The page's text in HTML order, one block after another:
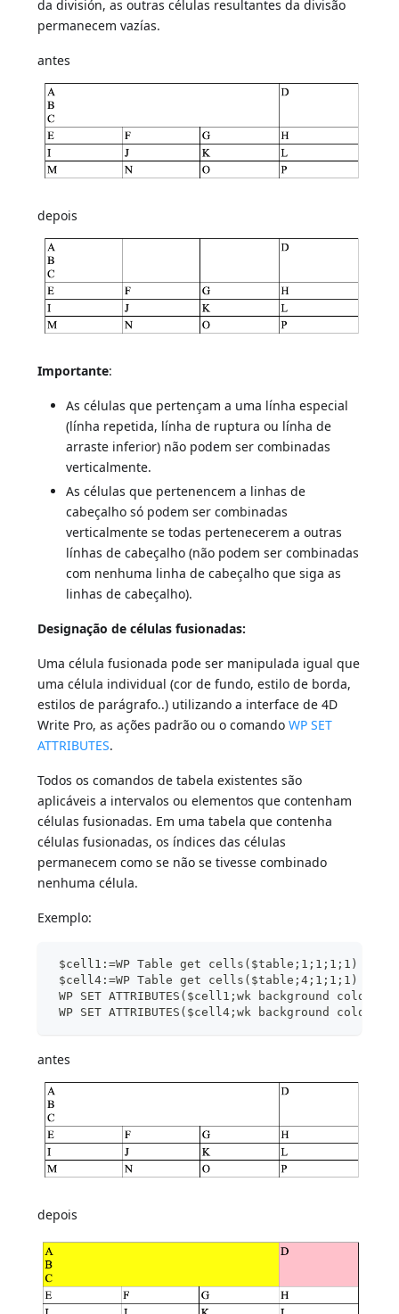
da división, as outras células resultantes da divisão
permanecem vazías.
antes
depois
Importante:
As células que pertençam a uma línha especial
(línha repetida, línha de ruptura ou línha de
arraste inferior) não podem ser combinadas
verticalmente.
As células que pertenencem a linhas de
cabeçalho só podem ser combinadas
verticalmente se todas pertenecerem a outras
línhas de cabeçalho (não podem ser combinadas
com nenhuma linha de cabeçalho que siga as
linhas de cabeçalho).
Designação de células fusionadas:
Uma célula fusionada pode ser manipulada igual que
uma célula individual (cor de fundo, estilo de borda,
estilos de parágrafo..) utilizando a interface de 4D
Write Pro, as ações padrão ou o comandoWP SET
ATTRIBUTES.
Todos os comandos de tabela existentes são
aplicáveis a intervalos ou elementos que contenham
células fusionadas. Em uma tabela que contenha
células fusionadas, os índices das células
permanecem como se não se tivesse combinado
nenhuma célula.
Exemplo:
$cell1:=WP Table get cells($table;1;1;1;1)
$cell4:=WP Table get cells($table;4;1;1;1)
WP SET ATTRIBUTES($cell1;wk background
WP SET ATTRIBUTES($cell4;wk background
antes
depois